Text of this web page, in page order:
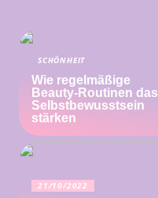
SCHÖNHEIT
Wie regelmäßige
Beauty-Routinen das
Selbstbewusstsein
stärken
21/10/2022